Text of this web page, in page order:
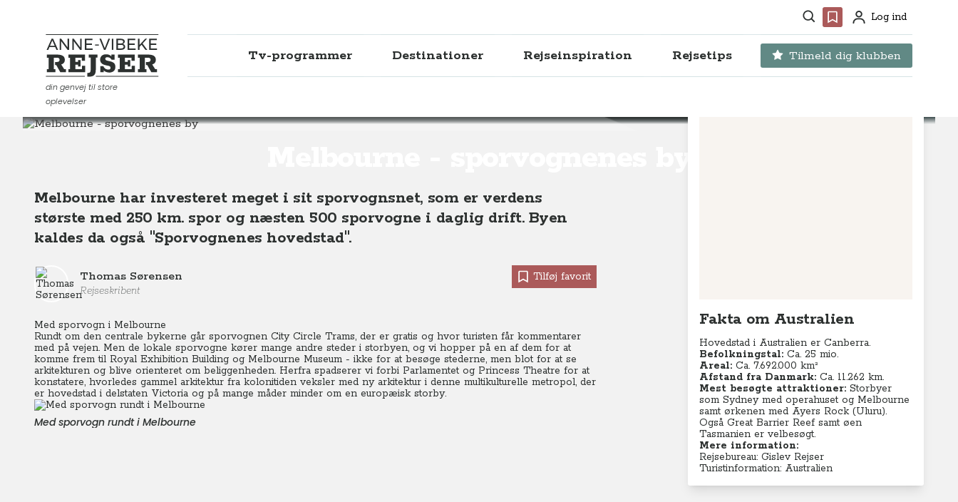
Søg Favoritter
ProfilLog ind
Anne-Vibeke Rejser
din genvej til store
oplevelser
Tv-programmer Destinationer Rejseinspiration Rejsetips Tilmeld dig klubben
Destinationer
Melbourne har investeret meget i sit sporvognsnet, som er verdens
største med 250 km. spor og næsten 500 sporvogne i daglig drift. Byen
kaldes da også "Sporvognenes hovedstad".
Thomas Sørensen
Rejseskribent
Tilføj favorit
Med sporvogn i Melbourne
Rundt om den centrale bykerne går sporvognen City Circle Trams, der er gratis og hvor turisten får kommentarer
med på vejen. Men de lokale sporvogne kører mange andre steder i storbyen, og vi hopper på en af dem for at
komme frem til Royal Exhibition Building og Melbourne Museum - ikke for at besøge stederne, men blot for at se
arkitekturen og blive orienteret om beliggenheden. Herfra spadserer vi forbi Parlamentet og Princess Theatre for at
konstatere, hvorledes gammel arkitektur fra kolonitiden veksler med ny arkitektur i denne multikulturelle metropol, der
er hovedstad i delstaten Victoria og på mange måder minder om en europæisk storby.
Med sporvogn rundt i Melbourne
Fakta om Australien
Hovedstad i Australien er Canberra.
Befolkningstal: Ca. 25 mio.
Areal: Ca. 7.692.000 km²
Afstand fra Danmark:Ca. 11.262 km.
Mest besøgte attraktioner:Storbyer
som Sydney med operahuset og Melbourne
samt ørkenen med Ayers Rock (Uluru).
Også Great Barrier Reefsamt øen
Tasmanien er velbesøgt.
Mere information:
Rejsebureau: Gislev Rejser
Turistinformation: Australien